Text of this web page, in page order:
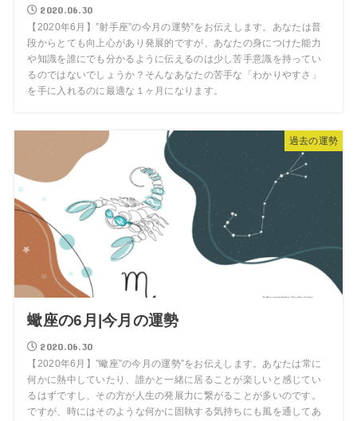
2020.06.30
【2020年6月】”射手座”の今月の運勢”をお伝えします。あなたは普
段からとても向上心があり発展的ですが、あなたの身につけた能力
や知識を誰にでも分かるように伝えるのは少し苦手意識を持ってい
るのではないでしょうか？そんなあなたの苦手な「わかりやすさ」
を手に入れるのに最適な１ヶ月になります。
過去の運勢
蠍座の6月|今月の運勢
2020.06.30
【2020年6月】”蠍座”の今月の運勢”をお伝えします。あなたは常に
何かに熱中していたり、誰かと一緒に居ることが楽しいと感じてい
るはずですし、その方が人生の発展力に繋がることが多いのです。
ですが、時にはそのような何かに固執する気持ちにも風を通してあ